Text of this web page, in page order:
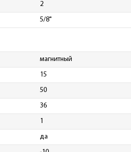
2
5/8"
магнитный
15
50
36
1
да